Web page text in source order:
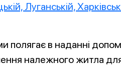
Луганській,
полягає в наданні
належного житла